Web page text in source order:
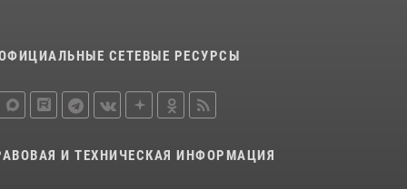
СЕТЕВЫЕ РЕСУРСЫ
И ТЕХНИЧЕСКАЯ ИНФОРМАЦИЯ